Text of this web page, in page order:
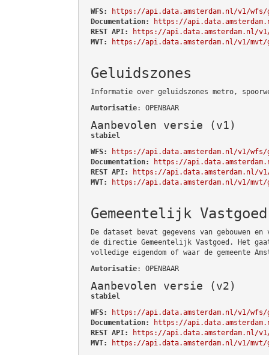
WFS:
https://api.data.amsterdam.nl/v1/wfs/
Documentation:
https://
REST API:
https://api.data.amsterdam.nl/
MVT:
https://api.data.amsterdam.nl/v1/mvt/
Geluidszones
Informatie over geluidszones metro,
Autorisatie: OPENBAAR
Aanbevolen versie (v1)
stabiel
WFS:
https://api.data.amsterdam.nl/v1/wfs/
Documentation:
https://
REST API:
https://api.data.amsterdam.nl/
MVT:
https://api.data.amsterdam.nl/v1/mvt/
Gemeentelijk Vastgoed
De dataset bevat gegevens van gebouwen
de directie Gemeentelijk Vastgoed. Het
volledige eigendom of waar de gemeente
Autorisatie: OPENBAAR
Aanbevolen versie (v2)
stabiel
WFS:
https://api.data.amsterdam.nl/v1/wfs/
Documentation:
https://
REST API:
https://api.data.amsterdam.nl/
MVT:
https://api.data.amsterdam.nl/v1/mvt/